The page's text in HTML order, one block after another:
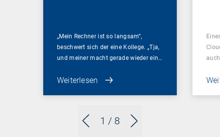
1 / 8
„Mein Rechner ist so langsam“,
beschwert sich der eine Kollege. „Tja,
und meiner macht gerade wieder ein…
Weiterlesen